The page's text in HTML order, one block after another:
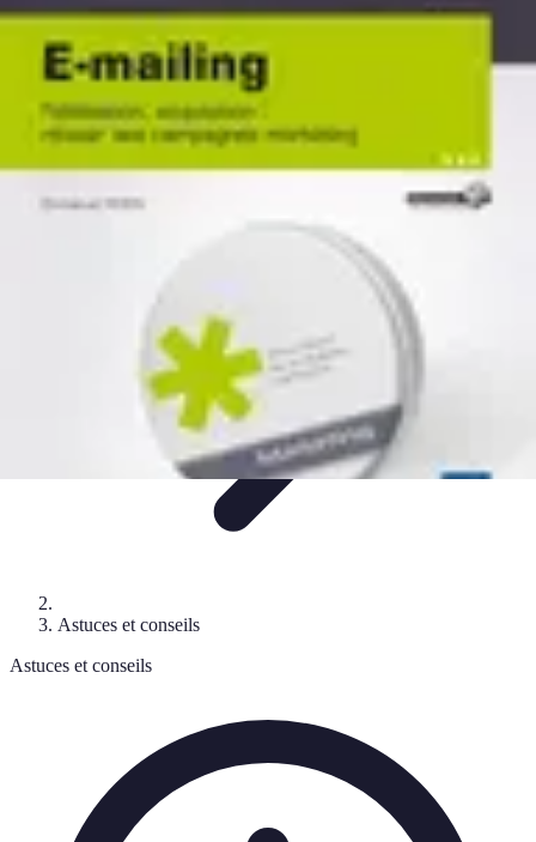
Deal Boutique Express
Astuces et conseils
Astuces et Conseils
d'achatOffres et Promotions
Deal Boutique Express
Astuces et conseils
Astuces et conseils